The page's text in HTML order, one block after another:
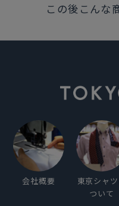
場合のみお受けいた
この商品
この後こんな
会社概要
東京シャ
ついて